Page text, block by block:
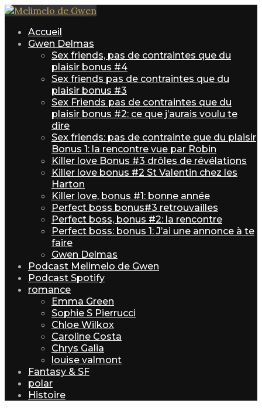
Accueil
Gwen Delmas
Sex friends, pas de contraintes que du
plaisir bonus #4
Sex friends pas de contraintes que du
plaisir bonus #3
Sex Friends pas de contraintes que du
plaisir bonus #2: ce que j’aurais voulu te
dire
Sex friends: pas de contrainte que du plaisir
Bonus 1: la rencontre vue par Robin
Killer love Bonus #3 drôles de révélations
Killer love bonus #2 St Valentin chez les
Harton
Killer love, bonus #1: bonne année
Perfect boss bonus#3 retrouvailles
Perfect boss, bonus #2: la rencontre
Perfect boss: bonus 1: J’ai une annonce à te
faire
Gwen Delmas
Podcast Melimelo de Gwen
Podcast Spotify
romance
Emma Green
Sophie S Pierrucci
Chloe Wilkox
Caroline Costa
Chrys Galia
louise valmont
Fantasy & SF
polar
Histoire